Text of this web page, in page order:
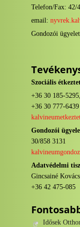
Telefon/Fax: 42/
email:
Gondozói
Szociális
+36 30 185-5295,
+36 30 777-6439
Gondozói
30/858 3131
Adatvédelmi
Gincsainé
+36 42 475-085
Idősek